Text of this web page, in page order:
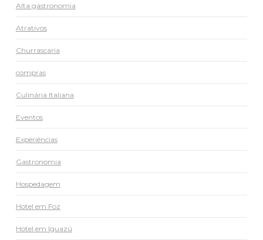
Alta gastronomia
Atrativos
Churrascaria
compras
Culinária Italiana
Eventos
Experiências
Gastronomia
Hospedagem
Hotel em Foz
Hotel em Iguazú